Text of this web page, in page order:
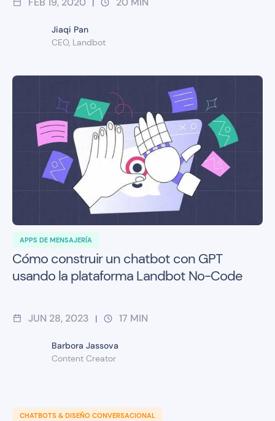
Jiaqi Pan
CEO, Landbot
APPS DE MENSAJERÍA
Cómo construir un chatbot con GPT
usando la plataforma Landbot No-Code
JUN 28, 2023 | 17 MIN
Barbora Jassova
Content Creator
CHATBOTS & DISEÑO CONVERSACIONAL